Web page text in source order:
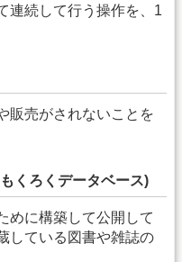
連続して行う操作を、1
販売がされないことを
くろくデータベース)
めに構築して公開して
している図書や雑誌の